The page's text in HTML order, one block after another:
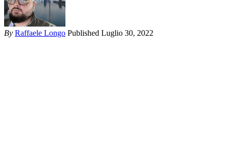
By Raffaele Longo Published Luglio 30, 2022